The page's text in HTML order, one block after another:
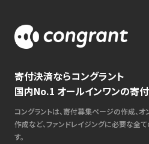
寄付決済ならコングラント
国内No.1 オールインワンの寄
コングラントは、寄付募集ページの作成、
作成など、ファンドレイジングに必要な全
す。